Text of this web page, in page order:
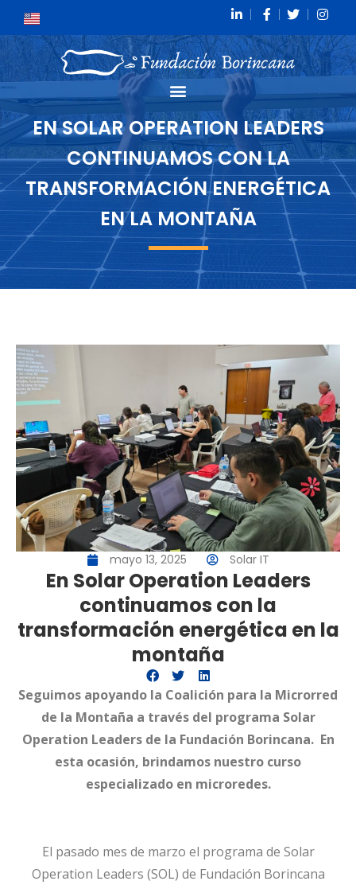
EN SOLAR OPERATION LEADERS
CONTINUAMOS CON LA
TRANSFORMACIÓN ENERGÉTICA
EN LA MONTAÑA
mayo 13, 2025 Solar IT
En Solar Operation Leaders
continuamos con la
transformación energética en la
montaña
Seguimos apoyando la Coalición para la Microrred
de la Montaña a través del programa Solar
Operation Leaders de la Fundación Borincana. En
esta ocasión, brindamos nuestro curso
especializado en microredes.
El pasado mes de marzo el programa de Solar
Operation Leaders (SOL) de Fundación Borincana